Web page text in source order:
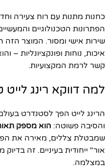
כחנות מתנות עם רוח צעירה
הפתרונות הטכנולוגיים
שירות אישי ומסור. המוצר הזה
איכות, נוחות ופונקציונליות
קשר לרמת המקצועיות.
למה דווקא רינג לייט
הרינג לייט הפך לסטנדרט
והסיבה פשוטה: הוא מספק
שמבטלת צללים, מאירה את
אור" ייחודית בעיניים. זה
במצלמה.